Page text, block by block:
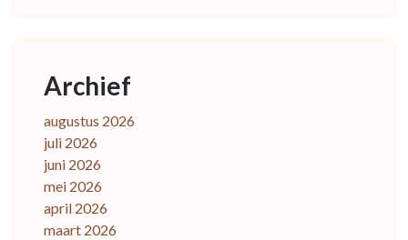
Archief
augustus 2026
juli 2026
juni 2026
mei 2026
april 2026
maart 2026